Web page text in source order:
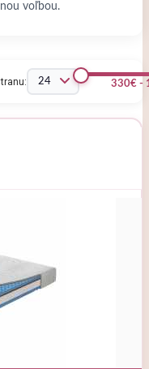
voľbou.
330€ -